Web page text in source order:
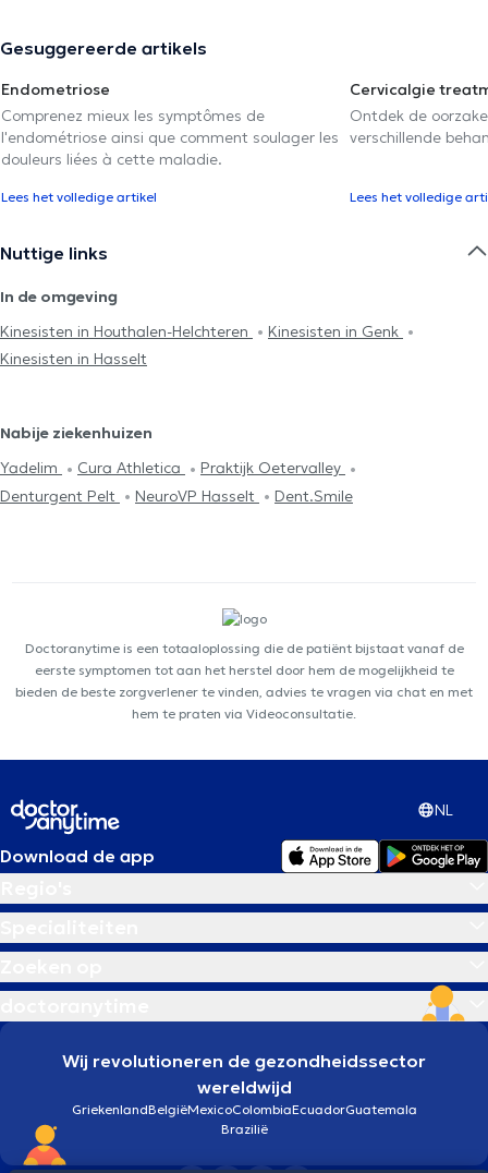
Gesuggereerde artikels
Endometriose
Comprenez mieux les symptômes de
l'endométriose ainsi que comment soulager les
douleurs liées à cette maladie.
Lees het volledige artikel
Cervicalgie
Ontdek de
verschillende
Lees het volledige
Nuttige links
In de omgeving
Kinesisten in Houthalen-Helchteren
Kinesisten in Genk
Kinesisten in Hasselt
Nabije ziekenhuizen
Yadelim
Cura Athletica
Praktijk Oetervalley
Denturgent Pelt
NeuroVP Hasselt Dent.Smile
Doctoranytime is een totaaloplossing die de patiënt bijstaat vanaf de
eerste symptomen tot aan het herstel door hem de mogelijkheid te
bieden de beste zorgverlener te vinden, advies te vragen via chat en met
hem te praten via Videoconsultatie.
NL
Download de app
Wij revolutioneren de gezondheidssector
wereldwijd
GriekenlandBelgiëMexicoColombiaEcuadorGuatemala
Brazilië